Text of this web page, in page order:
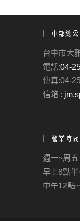
中部總
台中市大
電話:04-
傳真:04-
信箱 :
營業時間
週一~周五
早上8點
中午12點